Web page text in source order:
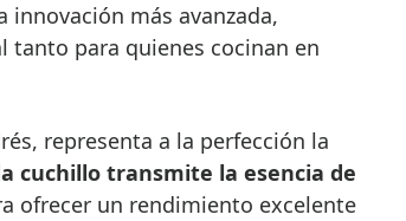
innovación más avanzada,
tanto para quienes cocinan en
representa a la perfección la
cuchillo transmite la esencia de
ofrecer un rendimiento excelente